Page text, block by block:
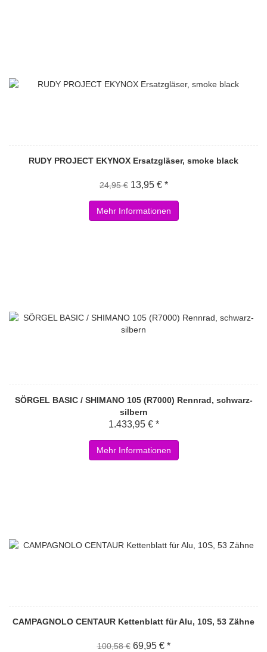
RUDY PROJECT EKYNOX Ersatzgläser, smoke black
24,95 € 13,95 € *
Mehr Informationen
SÖRGEL BASIC / SHIMANO 105 (R7000) Rennrad, schwarz-
silbern
1.433,95 € *
Mehr Informationen
CAMPAGNOLO CENTAUR Kettenblatt für Alu, 10S, 53 Zähne
100,58 € 69,95 € *